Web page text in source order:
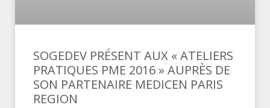
SOGEDEV PRÉSENT AUX « ATELIERS
PRATIQUES PME 2016 » AUPRÈS DE
SON PARTENAIRE MEDICEN PARIS
REGION